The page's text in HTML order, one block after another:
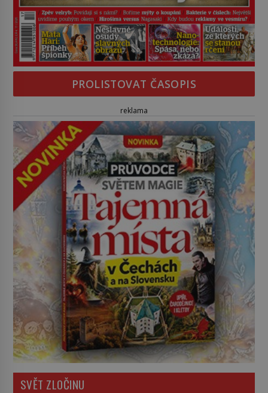
PROLISTOVAT ČASOPIS
reklama
SVĚT ZLOČINU